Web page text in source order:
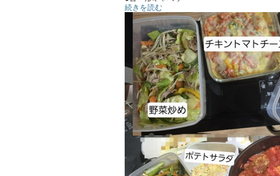
●鮭のピカタ
●ぶり照焼
●鶏のうまい焼
●野菜炒め
●小松菜煮浸し
●チキントマトチーズ焼
●かぼちゃ煮付
●ポテトサラダ
●麻婆豆腐
●肉じゃが
●ニラ玉
●残り野菜の豚汁
続きを読む